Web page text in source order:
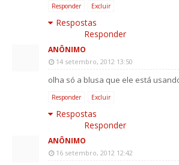
Responder Excluir
Respostas
Responder
ANÔNIMO
14 setembro, 2012 13:50
olha só a blusa que ele está
Responder Excluir
Respostas
Responder
ANÔNIMO
16 setembro, 2012 12:42